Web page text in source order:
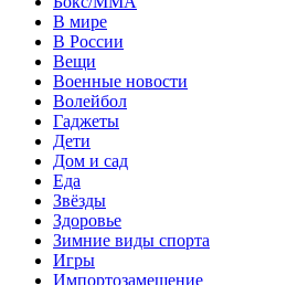
В мире
В России
Вещи
Военные новости
Волейбол
Гаджеты
Дети
Дом и сад
Еда
Звёзды
Здоровье
Зимние виды спорта
Игры
Импортозамещение